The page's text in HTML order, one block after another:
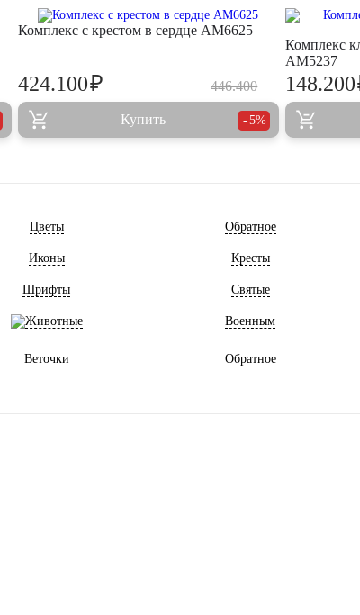
Комплекс с крестом в сердце AM6625
446.400
424.100₽
Купить 5%
Комплекс
AM5237
148.200
Цветы Обратное
Иконы Кресты
Шрифты Святые
Животные Военным
Веточки Обратное